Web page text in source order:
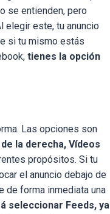
se entienden, pero
elegir este, tu anuncio
si tu mismo estás
tienes la opción
Las opciones son
la derecha, Vídeos
propósitos. Si tu
el anuncio debajo de
de forma inmediata una
seleccionar Feeds, ya